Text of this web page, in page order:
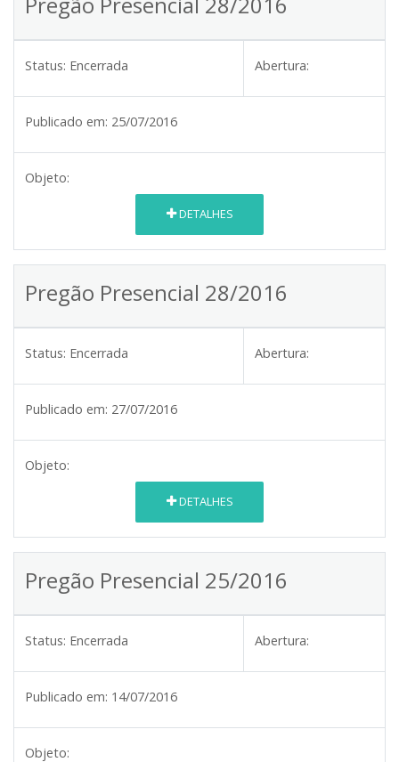
Status: Encerrada Abertura:
Publicado em: 25/07/2016
Objeto:
DETALHES
Pregão Presencial 28/2016
Status: Encerrada Abertura:
Publicado em: 27/07/2016
Objeto:
DETALHES
Pregão Presencial 25/2016
Status: Encerrada Abertura:
Publicado em: 14/07/2016
Objeto: